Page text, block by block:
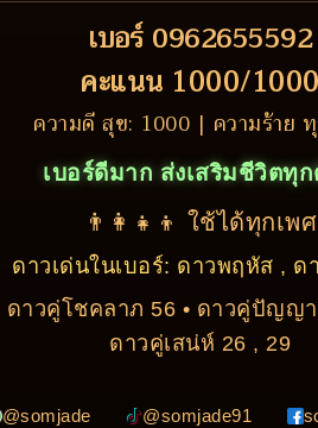
เบอร์ 0962655592
คะแนน 1000/1000
ความดี สุข: 1000 | ความร้าย
เบอร์ดีมาก ส่งเสริมชีวิตทุ
👨‍👩‍👧‍👦 ใช้ได้ทุกเพศ
ดาวเด่นในเบอร์: ดาวพฤหัส , ด
ดาวคู่โชคลาภ 56 • ดาวคู่ปัญญา
ดาวคู่เสน่ห์ 26 , 29
@somjade @somjade91